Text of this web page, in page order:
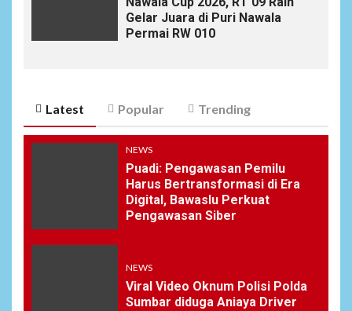
Gelar Juara di Puri Nawala
Permai RW 010
Latest Popular Trending
NEWS
Puadi: Pengawasan Pemilu
Harus Bertransformasi di Era
Digital, Bawaslu Perkuat
Pengawasan Siber
NEWS
Viral Video Oknum Polisi Polda
Sumbar diduga Aniaya Driver